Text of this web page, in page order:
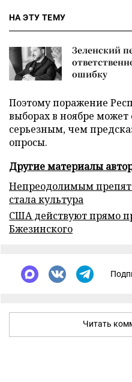
НА ЭТУ ТЕМУ
Зеленский
ошибку
Поэтому поражение
выборах в ноябре может
серьезным, чем
опросы.
Другие материалы
Непреодолимым
стала культура
США действуют прямо
Бжезинского
Читать